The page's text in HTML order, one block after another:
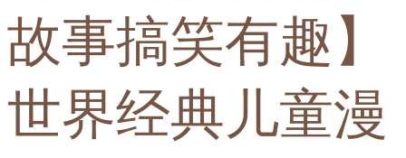
故事搞笑有趣】
世界经典儿童漫